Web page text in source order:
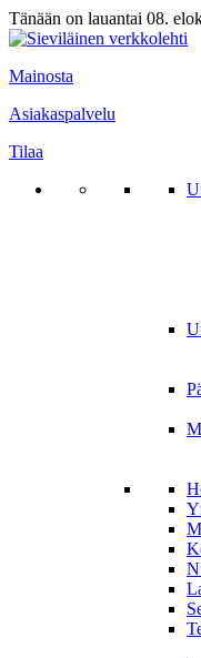
Tänään on lauantai 08.
Mainosta
Asiakaspalvelu
Tilaa